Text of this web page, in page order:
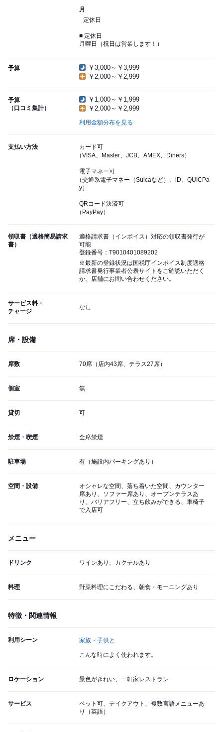
月
定休日
■ 定休日
月曜日（祝日は営業します！）
予算
￥3,000～￥3,999
￥2,000～￥2,999
予算
（口コミ集計）
￥1,000～￥1,999
￥2,000～￥2,999
利用金額分布を見る
支払い方法
カード可
（VISA、Master、JCB、AMEX、Diners）
電子マネー可
（交通系電子マネー（Suicaなど）、iD、QUICPa
y）
QRコード決済可
（PayPay）
領収書（適格簡易請求
書）
適格請求書（インボイス）対応の領収書発行が
可能
登録番号：T9010401089202
※最新の登録状況は国税庁インボイス制度適格
請求書発行事業者公表サイトをご確認いただく
か、店舗にお問い合わせください。
サービス料・
チャージ
なし
席・設備
席数 70席（店内43席、テラス27席）
個室 無
貸切 可
禁煙・喫煙 全席禁煙
駐車場 有（施設内パーキングあり）
空間・設備
オシャレな空間、落ち着いた空間、カウンター
席あり、ソファー席あり、オープンテラスあ
り、バリアフリー、立ち飲みができる、車椅子
で入店可
メニュー
ドリンク ワインあり、カクテルあり
料理 野菜料理にこだわる、朝食・モーニングあり
特徴・関連情報
利用シーン 家族・子供と
こんな時によく使われます。
ロケーション 景色がきれい、一軒家レストラン
サービス
ペット可、テイクアウト、複数言語メニューあ
り（英語）